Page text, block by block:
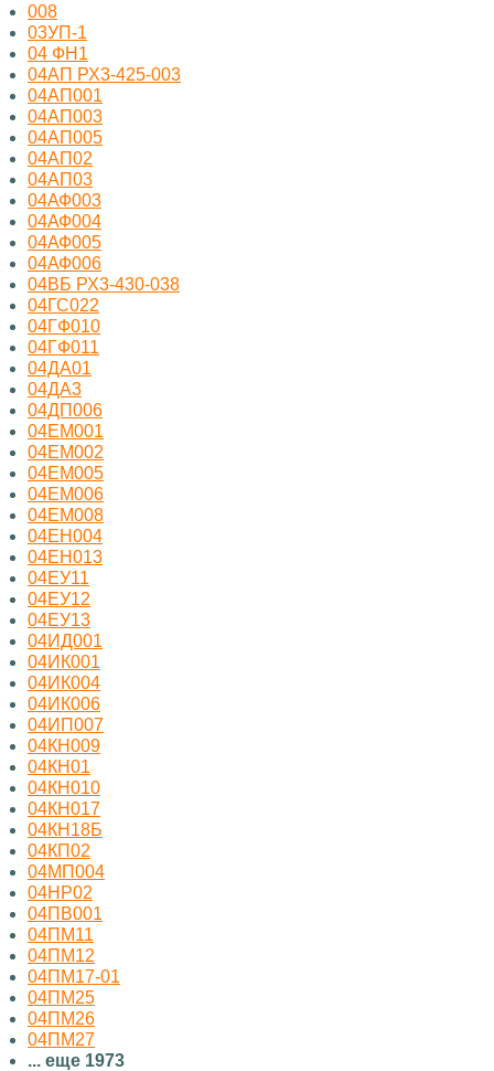
008
03УП-1
04 ФН1
04АП РХ3-425-003
04АП001
04АП003
04АП005
04АП02
04АП03
04АФ003
04АФ004
04АФ005
04АФ006
04ВБ РХ3-430-038
04ГС022
04ГФ010
04ГФ011
04ДА01
04ДА3
04ДП006
04ЕМ001
04ЕМ002
04ЕМ005
04ЕМ006
04ЕМ008
04ЕН004
04ЕН013
04ЕУ11
04ЕУ12
04ЕУ13
04ИД001
04ИК001
04ИК004
04ИК006
04ИП007
04КН009
04КН01
04КН010
04КН017
04КН18Б
04КП02
04МП004
04НР02
04ПВ001
04ПМ11
04ПМ12
04ПМ17-01
04ПМ25
04ПМ26
04ПМ27
... еще 1973